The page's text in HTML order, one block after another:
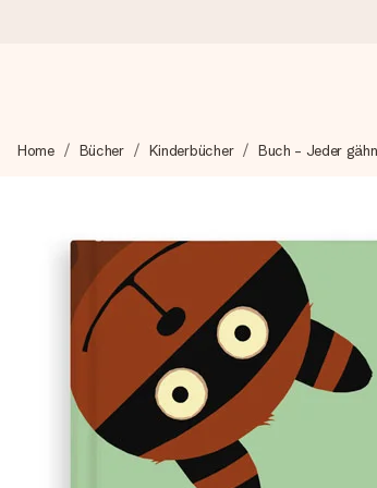
Wir bereiten dein Geschenk sorgfältig vor und
4,7 (basierend auf +15.000
Unsere Geschenke begeistern. Kunden
Mit Liebe gemacht, im
Erstelle etwas Einzigartiges in wenigen
Home Bücher Kinderbücher Buch - Jeder